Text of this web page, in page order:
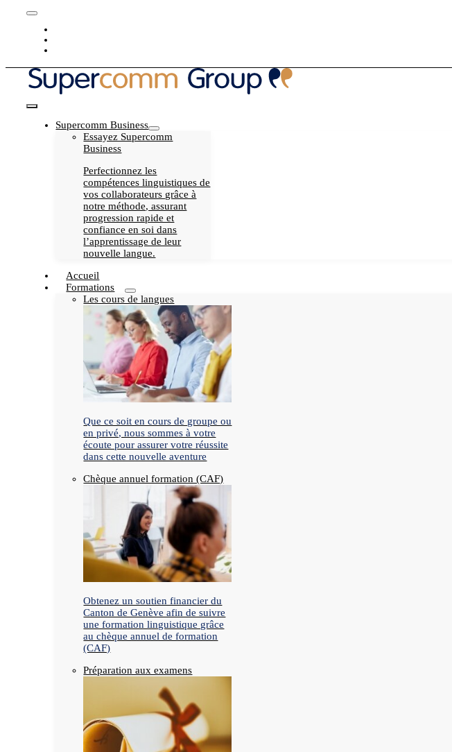
Passer
Toggle
Navigation
Navigation
Supercomm Business
Essayez Supercomm
Business
Perfectionnez les
compétences linguistiques de
vos collaborateurs grâce à
notre méthode, assurant
progression rapide et
confiance en soi dans
l’apprentissage de leur
nouvelle langue.
Accueil
Formations
Les cours de langues
Que ce soit en cours de groupe ou
en privé, nous sommes à votre
écoute pour assurer votre réussite
dans cette nouvelle aventure
Chèque annuel formation (CAF)
Obtenez un soutien financier du
Canton de Genève afin de suivre
une formation linguistique grâce
au chèque annuel de formation
(CAF)
Préparation aux examens